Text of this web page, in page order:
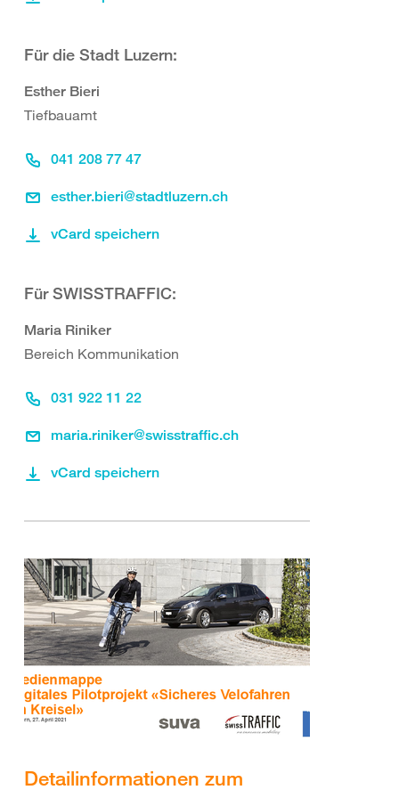
Für die Stadt Luzern:
Esther Bieri
Tiefbauamt
041 208 77 47
esther.bieri@stadtluzern.ch
vCard speichern
Für SWISSTRAFFIC:
Maria Riniker
Bereich Kommunikation
031 922 11 22
maria.riniker@swisstraffic.ch
vCard speichern
Detailinformationen zum